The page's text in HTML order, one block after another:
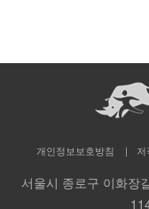
개인정보보호방침
서울시 종로구 이화장